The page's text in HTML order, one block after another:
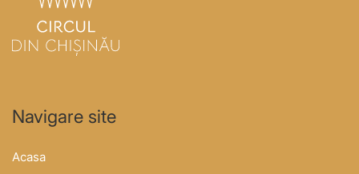
Navigare site
Acasa